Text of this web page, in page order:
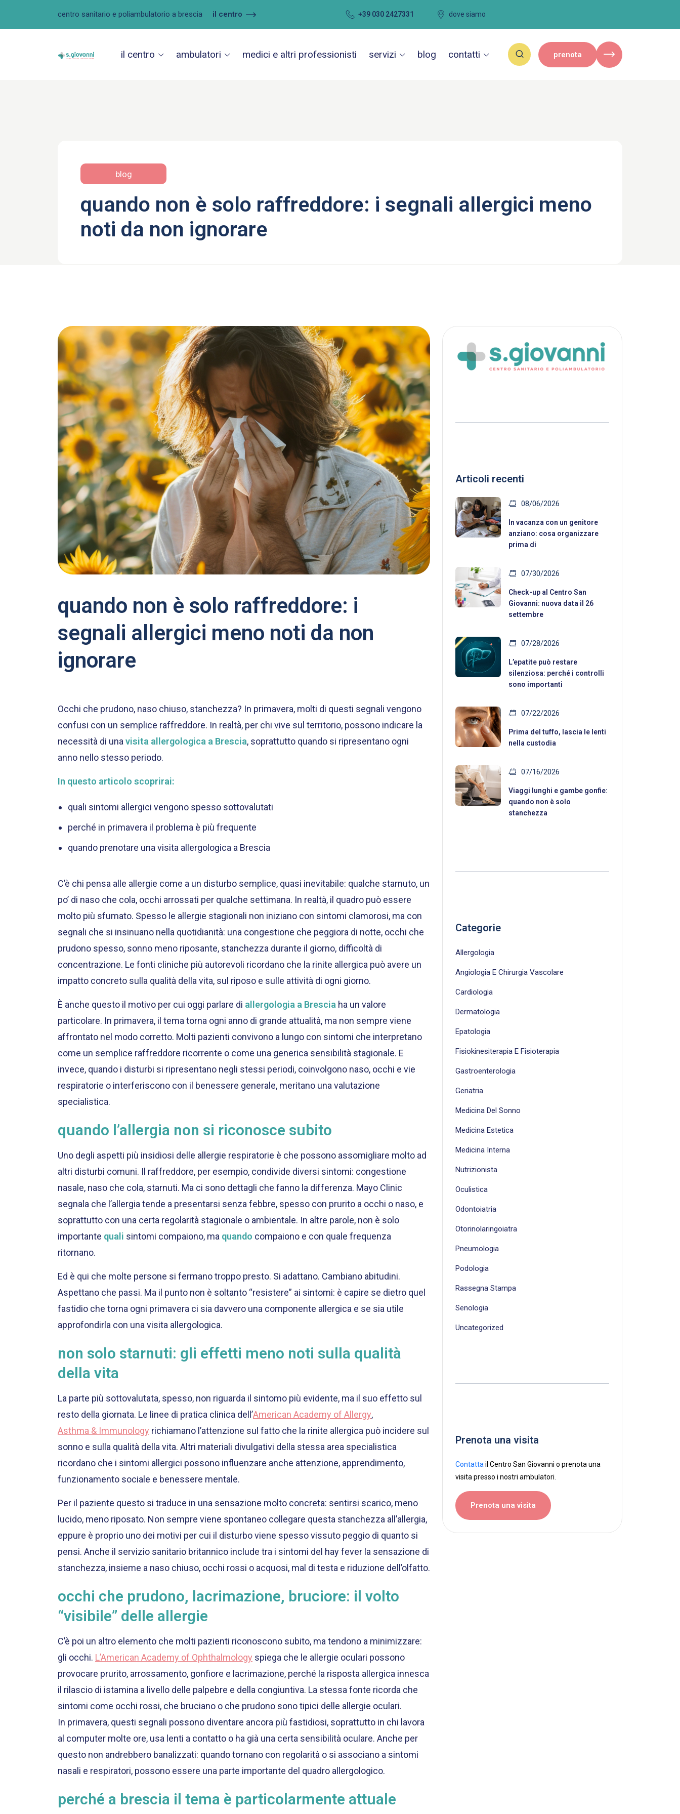
centro sanitario e poliambulatorio a brescia il centro +39 030 2427331 dove siamo
il centro ambulatori medici e altri professionisti servizi blog contatti prenota
blog
quando non è solo raffreddore: i segnali allergici meno
noti da non ignorare
quando non è solo raffreddore: i
segnali allergici meno noti da non
ignorare
Occhi che prudono, naso chiuso, stanchezza? In primavera, molti di questi segnali vengono
confusi con un semplice raffreddore. In realtà, per chi vive sul territorio, possono indicare la
necessità di una visita allergologica a Brescia, soprattutto quando si ripresentano ogni
anno nello stesso periodo.
In questo articolo scoprirai:
quali sintomi allergici vengono spesso sottovalutati
perché in primavera il problema è più frequente
quando prenotare una visita allergologica a Brescia
C’è chi pensa alle allergie come a un disturbo semplice, quasi inevitabile: qualche starnuto, un
po’ di naso che cola, occhi arrossati per qualche settimana. In realtà, il quadro può essere
molto più sfumato. Spesso le allergie stagionali non iniziano con sintomi clamorosi, ma con
segnali che si insinuano nella quotidianità: una congestione che peggiora di notte, occhi che
prudono spesso, sonno meno riposante, stanchezza durante il giorno, difficoltà di
concentrazione. Le fonti cliniche più autorevoli ricordano che la rinite allergica può avere un
impatto concreto sulla qualità della vita, sul riposo e sulle attività di ogni giorno.
È anche questo il motivo per cui oggi parlare di allergologia a Brescia ha un valore
particolare. In primavera, il tema torna ogni anno di grande attualità, ma non sempre viene
affrontato nel modo corretto. Molti pazienti convivono a lungo con sintomi che interpretano
come un semplice raffreddore ricorrente o come una generica sensibilità stagionale. E
invece, quando i disturbi si ripresentano negli stessi periodi, coinvolgono naso, occhi e vie
respiratorie o interferiscono con il benessere generale, meritano una valutazione
specialistica.
quando l’allergia non si riconosce subito
Uno degli aspetti più insidiosi delle allergie respiratorie è che possono assomigliare molto ad
altri disturbi comuni. Il raffreddore, per esempio, condivide diversi sintomi: congestione
nasale, naso che cola, starnuti. Ma ci sono dettagli che fanno la differenza. Mayo Clinic
segnala che l’allergia tende a presentarsi senza febbre, spesso con prurito a occhi o naso, e
soprattutto con una certa regolarità stagionale o ambientale. In altre parole, non è solo
importante quali sintomi compaiono, ma quando compaiono e con quale frequenza
ritornano.
Ed è qui che molte persone si fermano troppo presto. Si adattano. Cambiano abitudini.
Aspettano che passi. Ma il punto non è soltanto “resistere” ai sintomi: è capire se dietro quel
fastidio che torna ogni primavera ci sia davvero una componente allergica e se sia utile
approfondirla con una visita allergologica.
non solo starnuti: gli effetti meno noti sulla qualità
della vita
La parte più sottovalutata, spesso, non riguarda il sintomo più evidente, ma il suo effetto sul
resto della giornata. Le linee di pratica clinica dell’American Academy of Allergy,
Asthma & Immunology richiamano l’attenzione sul fatto che la rinite allergica può incidere sul
sonno e sulla qualità della vita. Altri materiali divulgativi della stessa area specialistica
ricordano che i sintomi allergici possono influenzare anche attenzione, apprendimento,
funzionamento sociale e benessere mentale.
Per il paziente questo si traduce in una sensazione molto concreta: sentirsi scarico, meno
lucido, meno riposato. Non sempre viene spontaneo collegare questa stanchezza all’allergia,
eppure è proprio uno dei motivi per cui il disturbo viene spesso vissuto peggio di quanto si
pensi. Anche il servizio sanitario britannico include tra i sintomi del hay fever la sensazione di
stanchezza, insieme a naso chiuso, occhi rossi o acquosi, mal di testa e riduzione dell’olfatto.
occhi che prudono, lacrimazione, bruciore: il volto
“visibile” delle allergie
C’è poi un altro elemento che molti pazienti riconoscono subito, ma tendono a minimizzare:
gli occhi. L’American Academy of Ophthalmology spiega che le allergie oculari possono
provocare prurito, arrossamento, gonfiore e lacrimazione, perché la risposta allergica innesca
il rilascio di istamina a livello delle palpebre e della congiuntiva. La stessa fonte ricorda che
sintomi come occhi rossi, che bruciano o che prudono sono tipici delle allergie oculari.
In primavera, questi segnali possono diventare ancora più fastidiosi, soprattutto in chi lavora
al computer molte ore, usa lenti a contatto o ha già una certa sensibilità oculare. Anche per
questo non andrebbero banalizzati: quando tornano con regolarità o si associano a sintomi
nasali e respiratori, possono essere una parte importante del quadro allergologico.
perché a brescia il tema è particolarmente attuale
Articoli recenti
08/06/2026
In vacanza con un genitore
anziano: cosa organizzare
prima di
07/30/2026
Check-up al Centro San
Giovanni: nuova data il 26
settembre
07/28/2026
L’epatite può restare
silenziosa: perché i controlli
sono importanti
07/22/2026
Prima del tuffo, lascia le lenti
nella custodia
07/16/2026
Viaggi lunghi e gambe gonfie:
quando non è solo
stanchezza
Categorie
Allergologia
Angiologia E Chirurgia Vascolare
Cardiologia
Dermatologia
Epatologia
Fisiokinesiterapia E Fisioterapia
Gastroenterologia
Geriatria
Medicina Del Sonno
Medicina Estetica
Medicina Interna
Nutrizionista
Oculistica
Odontoiatria
Otorinolaringoiatra
Pneumologia
Podologia
Rassegna Stampa
Senologia
Uncategorized
Prenota una visita
Contatta il Centro San Giovanni o prenota una
visita presso i nostri ambulatori.
Prenota una visita